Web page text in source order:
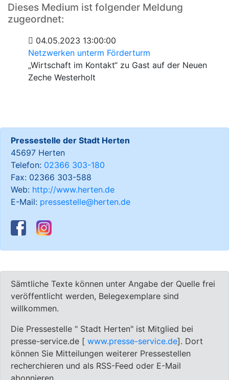
Dieses Medium ist folgender Meldung
zugeordnet:
04.05.2023 13:00:00
Netzwerken unterm Förderturm
„Wirtschaft im Kontakt“ zu Gast auf der Neuen
Zeche Westerholt
Pressestelle der Stadt Herten
45697 Herten
Telefon: 02366 303-180
Fax: 02366 303-588
Web: http://www.herten.de
E-Mail: pressestelle@herten.de
Sämtliche Texte können unter Angabe der Quelle frei
veröffentlicht werden, Belegexemplare sind
willkommen.
Die Pressestelle " Stadt Herten" ist Mitglied bei
presse-service.de [ www.presse-service.de]. Dort
können Sie Mitteilungen weiterer Pressestellen
recherchieren und als RSS-Feed oder E-Mail
abonnieren.